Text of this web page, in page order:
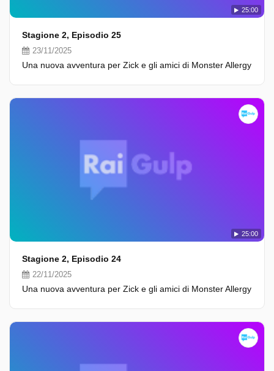
25:00
Stagione 2, Episodio 25
23/11/2025
Una nuova avventura per Zick e gli amici di Monster Allergy
25:00
Stagione 2, Episodio 24
22/11/2025
Una nuova avventura per Zick e gli amici di Monster Allergy